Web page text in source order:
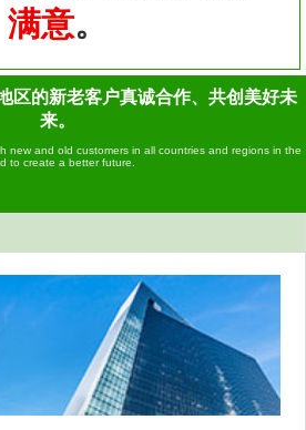
满意。
区的新老客户真诚合作、共创美好未
来。
new and old customers in all countries and regions in the
to create a better future.